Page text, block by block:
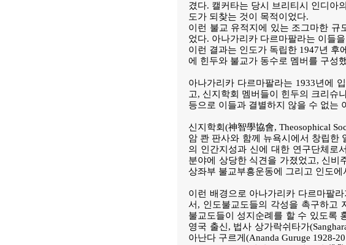
겼다. 캘커타는 당시 브리티시 인디아
도가 되찾는 것이 목적이었다.
이런 불교 유적지에 있는 조그마한
었다. 아나가리카 다르마팔라는 이들
이런 결과는 인도가 독립한 1947년
에 힌두와 불교가 동수로 멤버를 구성
아나가리카 다르마팔라는 1933년에
고, 신지학회 멤버들이 힌두의 크리슈
등으로 이들과 결별하지 않을 수 없는
신지학회(神智學協會, Theosophical
암 콴 판사와 함께 뉴욕시에서 창립한
의 인간지성과 신에 대한 연구단체로
분야에 상당한 식견을 가졌었고, 신비
상좌부 불교부흥운동에 그리고 인도
이런 배경으로 아나가리카 다르마팔
서, 인도불교도들의 각성을 촉구하고
불교도들이 성지순례를 할 수 있도록
영국 출신, 법사 상가락쉬타가
아난다 구르게(Ananda Guruge 1928-